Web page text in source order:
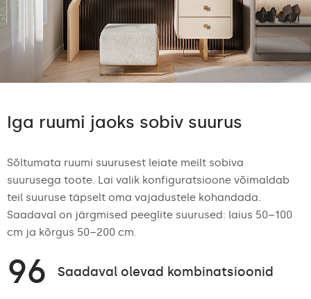
Iga ruumi jaoks sobiv suurus
Sõltumata ruumi suurusest leiate meilt sobiva
suurusega toote. Lai valik konfiguratsioone võimaldab
teil suuruse täpselt oma vajadustele kohandada.
Saadaval on järgmised peeglite suurused: laius 50–100
cm ja kõrgus 50–200 cm.
96 Saadaval olevad kombinatsioonid